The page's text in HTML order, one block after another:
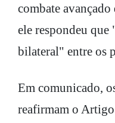
combate
ele respondeu que
bilateral" entre os
Em comunicado,
reafirmam o